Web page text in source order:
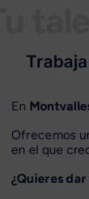
En
Ofrecemos
en el que
¿Quieres